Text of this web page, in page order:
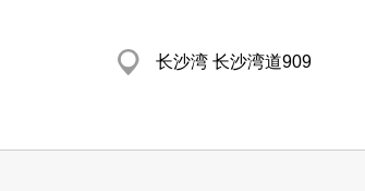
长沙湾 长沙湾道909